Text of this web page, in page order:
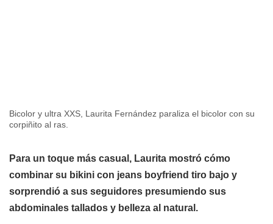
Bicolor y ultra XXS, Laurita Fernández paraliza el bicolor con su
corpiñito al ras.
Para un toque más casual, Laurita mostró cómo
combinar su bikini con jeans boyfriend tiro bajo y
sorprendió a sus seguidores presumiendo sus
abdominales tallados y belleza al natural.